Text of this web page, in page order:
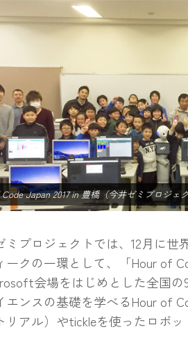
Japan 2017 in 豊橋（今井ゼミプロジェ
プロジェクトでは、12月に世
ークの一環として、「Hour of
会場をはじめとした全国
エンスの基礎を学べるHour of
リアル）やtickleを使ったロボッ